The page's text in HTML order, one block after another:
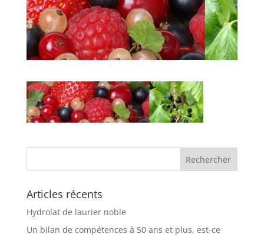
Articles récents
Hydrolat de laurier noble
Un bilan de compétences à 50 ans et plus, est-ce